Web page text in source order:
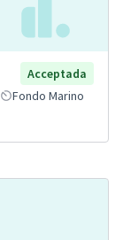
Acceptada
Fondo Marino